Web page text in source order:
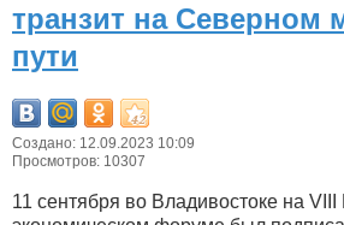
транзит на Северном
пути
Создано: 12.09.2023 10:09
Просмотров: 10307
11 сентября во Владивостоке на